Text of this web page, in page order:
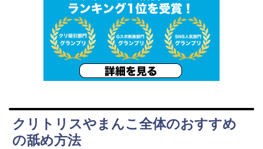
クリトリスやまんこ全体のおすすめ
の舐め方法